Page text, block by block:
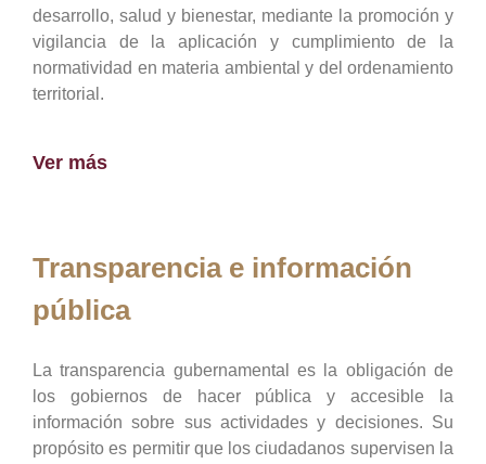
desarrollo, salud y bienestar, mediante la promoción y
vigilancia de la aplicación y cumplimiento de la
normatividad en materia ambiental y del ordenamiento
territorial.
Ver más
Transparencia e información
pública
La transparencia gubernamental es la obligación de
los gobiernos de hacer pública y accesible la
información sobre sus actividades y decisiones. Su
propósito es permitir que los ciudadanos supervisen la